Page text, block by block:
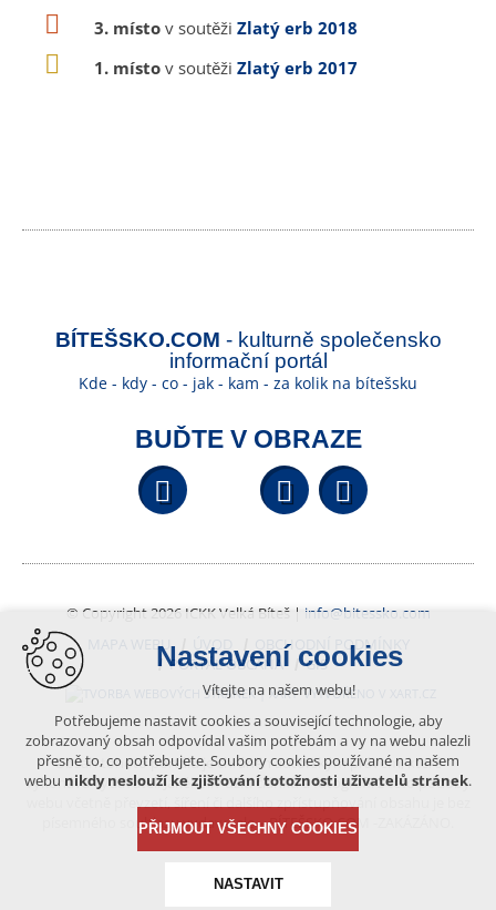
3. místo v soutěži Zlatý erb 2018
1. místo v soutěži Zlatý erb 2017
BÍTEŠSKO.COM - kulturně společensko
informační portál
Kde - kdy - co - jak - kam - za kolik na bítešsku
BUĎTE V OBRAZE
Facebook YouTube
© Copyright 2026 ICKK Velká Bíteš | info@bitessko.com
MAPA WEBU
ÚVOD
OBCHODNÍ PODMÍNKY
PORTÁL OBČANA
GIS
VYTVOŘENO V XART.CZ
Obsah tohoto portálu je chráněn autorským právem, které
vykonává vydavatel. Jakékoliv užití článků a fotografií z této podoby
písemného souhlasu vydavatele – BÍTEŠSKO.COM -ZAKÁZÁNO.
Nastavení cookies
Vítejte na našem webu!
Potřebujeme nastavit cookies a související technologie, aby
zobrazovaný obsah odpovídal vašim potřebám a vy na webu nalezli
přesně to, co potřebujete. Soubory cookies používané na našem
webu nikdy neslouží ke zjišťování totožnosti uživatelů stránek.
PŘIJMOUT VŠECHNY COOKIES
NASTAVIT